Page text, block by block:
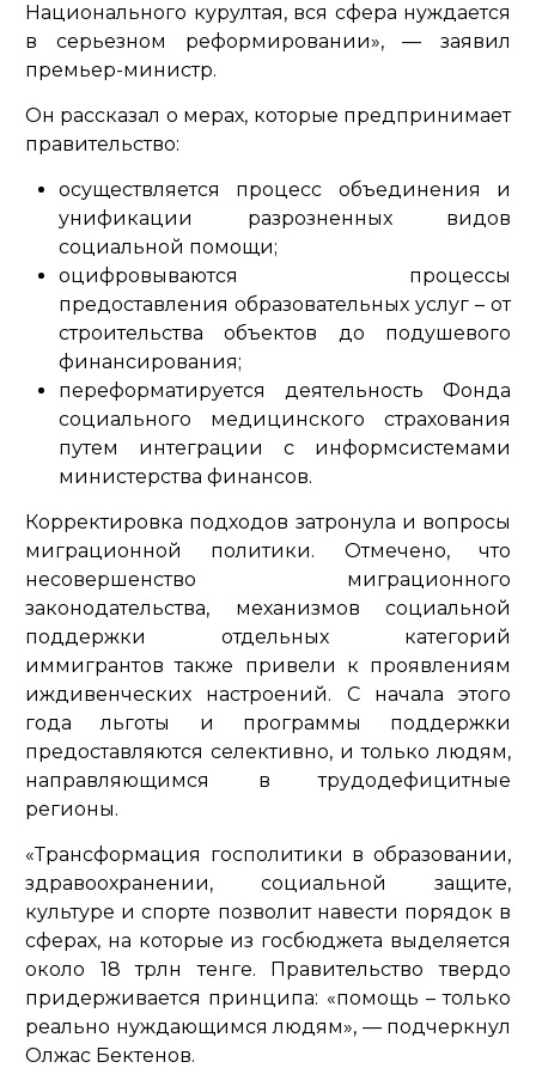
Национального курултая, вся сфера нуждается
в серьезном реформировании»,— заявил
премьер-министр.
Он рассказал о мерах, которые предпринимает
правительство:
осуществляется процесс объединения и
унификации разрозненных видов
социальной помощи;
оцифровываются процессы
предоставления образовательных услуг – от
строительства объектов до подушевого
финансирования;
переформатируется деятельность Фонда
социального медицинского страхования
путем интеграции с информсистемами
министерства финансов.
Корректировка подходов затронула и вопросы
миграционной политики. Отмечено, что
несовершенство миграционного
законодательства, механизмов социальной
поддержки отдельных категорий
иммигрантов также привели к проявлениям
иждивенческих настроений. С начала этого
года льготы и программы поддержки
предоставляются селективно, и только людям,
направляющимся в трудодефицитные
регионы.
«Трансформация госполитики в образовании,
здравоохранении, социальной защите,
культуре и спорте позволит навести порядок в
сферах, на которые из госбюджета выделяется
около 18 трлн тенге. Правительство твердо
придерживается принципа: «помощь – только
реально нуждающимся людям», — подчеркнул
Олжас Бектенов.